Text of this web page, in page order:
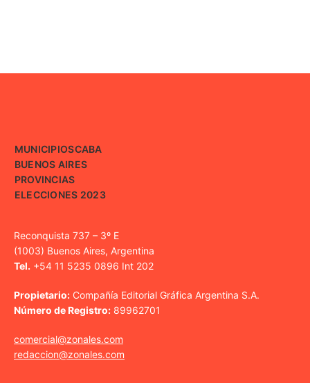
MUNICIPIOSCABA
BUENOS AIRES
PROVINCIAS
ELECCIONES 2023
Reconquista 737 – 3º E
(1003) Buenos Aires, Argentina
Tel. +54 11 5235 0896 Int 202
Propietario: Compañía Editorial Gráfica Argentina S.A.
Número de Registro: 89962701
comercial@zonales.com
redaccion@zonales.com